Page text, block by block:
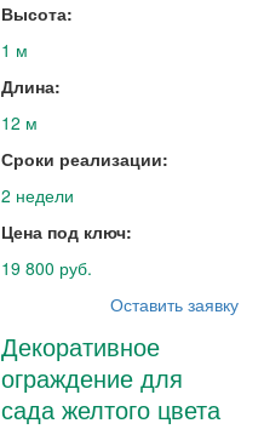
Высота:
1 м
Длина:
12 м
Сроки реализации:
2 недели
Цена под ключ:
19 800 руб.
Оставить заявку
Декоративное
ограждение для
сада желтого цвета